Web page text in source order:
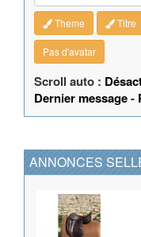
Theme Titre
Pas d'avatar
Scroll auto :
Dernier message-
ANNONCES